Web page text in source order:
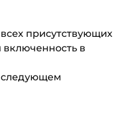
присутствующих
в
следующем